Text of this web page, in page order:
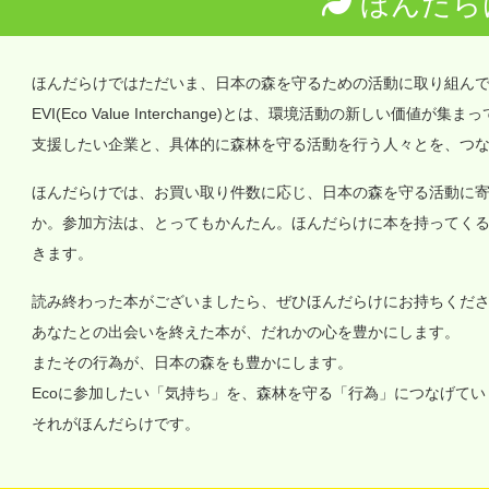
ほんだらけではただいま、日本の森を守るための活動に取り組ん
EVI(Eco Value Interchange)とは、環境活動の新しい価値が集ま
支援したい企業と、具体的に森林を守る活動を行う人々とを、つ
ほんだらけでは、お買い取り件数に応じ、日本の森を守る活動に
か。参加方法は、とってもかんたん。ほんだらけに本を持ってく
きます。
読み終わった本がございましたら、ぜひほんだらけにお持ちくだ
あなたとの出会いを終えた本が、だれかの心を豊かにします。
またその行為が、日本の森をも豊かにします。
Ecoに参加したい「気持ち」を、森林を守る「行為」につなげて
それがほんだらけです。